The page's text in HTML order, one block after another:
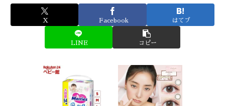
X Facebook はてブ
LINE コピー